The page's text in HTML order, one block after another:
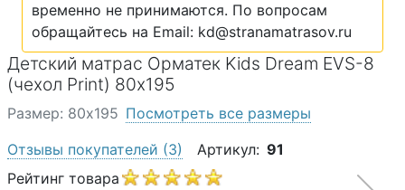
Open submenu (Мебель)
Мебель
Open submenu (Основания)
Основания
Open submenu (Детские матрасы)
Детские матрасы
Open submenu (Детские кровати)
Детские кровати
Open submenu (Шкафы)
Шкафы
временно не принимаются. По вопросам
обращайтесь на Email: kd@stranamatrasov.ru
Детский матрас Орматек Kids Dream EVS-8
(чехол Print) 80х195
Размер: 80х195 Посмотреть все размеры
Отзывы покупателей (3) Артикул: 91
Рейтинг товара